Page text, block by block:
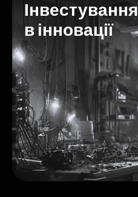
Інвестування
в інновації